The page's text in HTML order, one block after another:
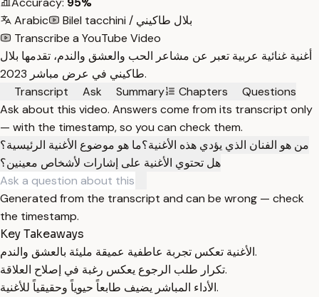
Arabic
Bilel tacchini / بلال طاكيني
Transcribe a YouTube Video
أغنية غنائية عربية تعبر عن مشاعر الحب والعشق والندم، تقدمها بلال
طاكيني في عرض مباشر 2023.
Transcript
Ask Summary Chapters
Questions
Ask about this video. Answers come from its transcript only
— with the timestamp, so you can check them.
ما هو موضوع الأغنية الرئيسية؟من هو الفنان الذي يؤدي هذه الأغنية؟
هل تحتوي الأغنية على إشارات لأشخاص معينين؟
Generated from the transcript and can be wrong — check
the timestamp.
Key Takeaways
الأغنية تعكس تجربة عاطفية عميقة مليئة بالعشق والندم.
تكرار طلب الرجوع يعكس رغبة في إصلاح العلاقة.
الأداء المباشر يضيف طابعاً حيوياً وحقيقياً للأغنية.